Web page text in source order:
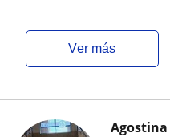
ver más
Agostina